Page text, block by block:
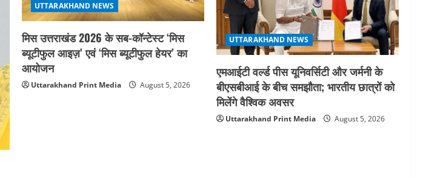
UTTARAKHAND NEWS
मिस उत्तराखंड 2026 के सब-कॉन्टेस्ट ‘मिस
ब्यूटीफुल आइज़’ एवं ‘मिस ब्यूटीफुल हेयर’ का
आयोजन
Uttarakhand Print Media August 5, 2026
UTTARAKHAND NEWS
एमआईटी वर्ल्ड पीस यूनिवर्सिटी और जर्मनी के
बीएसबीआई के बीच समझौता; भारतीय छात्रों को
मिलेंगे वैश्विक अवसर
Uttarakhand Print Media August 5, 2026